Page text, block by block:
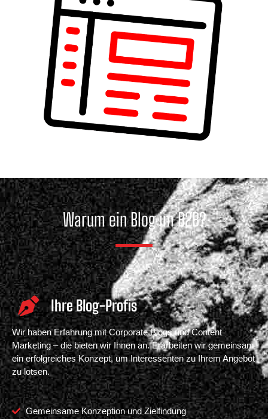
Warum ein Blog im B2B?
Ihre Blog-Profis
Wir haben Erfahrung mit Corporate Blogs und Content
Marketing – die bieten wir Ihnen an. Erarbeiten wir gemeinsam
ein erfolgreiches Konzept, um Interessenten zu Ihrem Angebot
zu lotsen.
Gemeinsame Konzeption und Zielfindung